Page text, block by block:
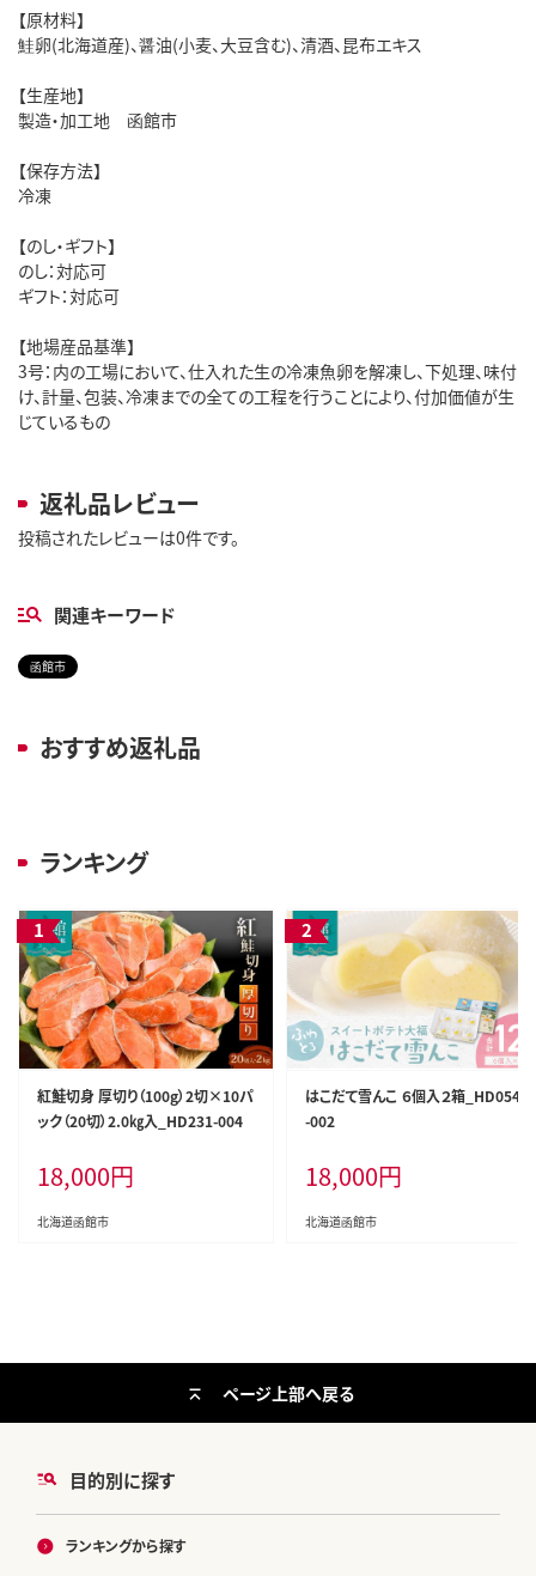
【原材料】
鮭卵(北海道産)、醤油(小麦、大豆含む)、清酒、昆布エキス
【生産地】
製造・加工地 函館市
【保存方法】
冷凍
【のし・ギフト】
のし：対応可
ギフト：対応可
【地場産品基準】
3号：内の工場において、仕入れた生の冷凍魚卵を解凍し、下処理、味付
け、計量、包装、冷凍までの全ての工程を行うことにより、付加価値が生
じているもの
返礼品レビュー
投稿されたレビューは0件です。
関連キーワード
函館市
おすすめ返礼品
ランキング
紅鮭切身 厚切り（100g）2切×10パ
ック（20切）2.0㎏入_HD231-004
18,000円
北海道函館市
はこだて雪んこ ６個入２箱_HD054
-002
18,000円
北海道函館市
目的別に探す
ランキングから探す
ページ上部へ戻る